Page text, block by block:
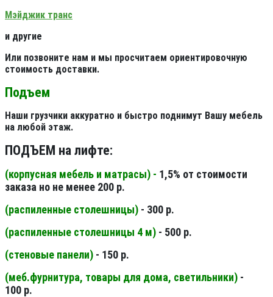
Мэйджик транс
и другие
Или позвоните нам и мы просчитаем ориентировочную
стоимость доставки.
Подъем
Наши грузчики аккуратно и быстро поднимут Вашу мебель
на любой этаж.
ПОДЪЕМ на лифте:
(корпусная мебель и матрасы) - 1,5% от стоимости
заказа но не менее 200 р.
(распиленные столешницы) - 300 р.
(распиленные столешницы 4 м) - 500 р.
(стеновые панели) - 150 р.
(меб.фурнитура, товары для дома, светильники) -
100 р.